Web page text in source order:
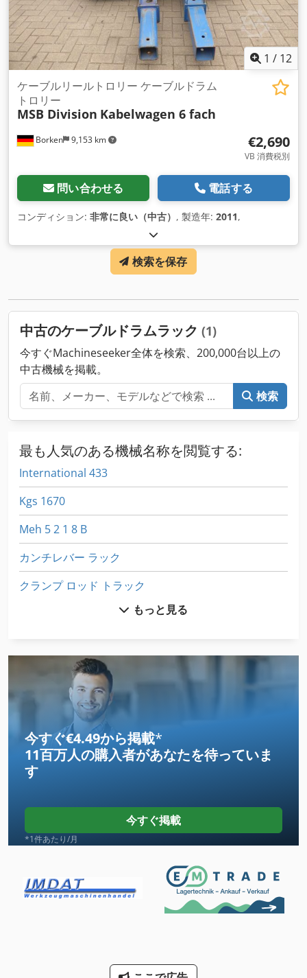
1 / 12
Borken 9,153 km
ケーブルリールトロリー ケーブルドラム
トロリー
MSB Division Kabelwagen 6 fach
€2,690
VB 消費税別
問い合わせる 電話する
コンディション: 非常に良い（中古） , 製造年: 2011,
検索を保存
中古のケーブルドラムラック (1)
今すぐMachineseeker全体を検索、200,000台以上の
中古機械を掲載。
検索
最も人気のある機械名称を閲覧する:
International 433
Kgs 1670
Meh 5 2 1 8 B
カンチレバー ラック
クランプ ロッド トラック
ツール ラック
トラック
トラック クレーン
トラック スケール
トラック ダンプ
トラック マウント携帯
トラック ローラー
バケットエレベーター
もっと見る
今すぐ€4.49から掲載*
11百万人の購入者があなたを待っていま
す
今すぐ掲載
*1件あたり/月